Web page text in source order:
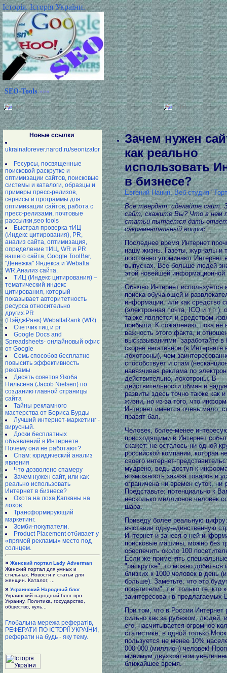
Історія. Історія України.
SEO-Tools»»»
. [»] ... [»]
Новые ссылки:
ukrainaforever.narod.ru/seonizator
Ресурсы, посвященные
поисковой раскрутке и
оптимизации сайтов, поисковые
системы и каталоги, образцы и
примеры пресс-релизов,
сервисы и программы для
оптимизации сайтов, работа с
пресс-релизами, почтовые
рассылки,seo tools
Быстрая проверка тИЦ
(Индекс цитирования), PR,
анализ сайта, оптимизация,
определение тИЦ, WR и PR
вашего сайта, Google ToolBar,
"Денежка" Яндекса и Webalta
WR,Анализ сайта.
ТИЦ (Индекс цитирования) –
тематический индекс
цитирования, который
показывает авторитетность
ресурса относительно
других.PR
(ПэйджРанк).WebaltaRank (WR) .
Счетчик тиц и pr
Google Docs and
Spreadsheets- онлайновый офис
от Google
Семь способов бесплатно
повысить эффективность
рекламы
Десять советов Якоба
Нильсена (Jacob Nielsen) по
созданию главной страницы
сайта
Тайны рекламного
мастерства от Бориса Бурды
Лучший интернет-маркетинг -
вирусный.
Доски бесплатных
объявлений в Интернете.
Почему они не работают?
Спам: юридический анализ
явления
Что дозволено спамеру
Зачем нужен сайт, или как
реально использовать
Интернет в бизнесе?
Охота на лоха,Капканы на
лохов.
Трансформирующий
маркетинг.
Зомби-покупатели.
Product Placement отбивает у
«прямой рекламы» место под
солнцем.
» Женский портал Lady Adverman
Женский портал для умных и
стильных. Новости и статьи для
женщин. Каталог, ...
» Украинский Народный блог
Украинский народный блог про
Украину. Политика, государство,
общество, куль...
Глобальна мережа рефератів,
РЕФЕРАТИ ПО ІСТОРІЇ УКРАЇНИ,
реферати на будь - яку тему.
Зачем нужен
как реально
использовать
в бизнесе?
Евгений Панин, Веб-студия
Все твердят: сделайте сайт.
сайт, скажите Вы? Что в нем
статьи пытается дать
сакраментальный вопрос.
Последнее время Интернет
нашу жизнь. Газеты, журналы и
постоянно упоминают Интернет
выпусках. Все больше людей
этой новейшей информационной
Обычно Интернет используется
поиска обучающей и
информации, или как средство
(электронная почта, ICQ и т.п.),
также является и средством
прибыли. К сожалению, пока не
важность этого факта, и
высказываниями "заработайте в
скорее негативное (в Интернете
лохотроны), чем
способствует и спам
навязчивая реклама по
действительно, лохотроны. В
действительности обман и
развиты здесь точно также как
жизни, но из-за того, что
Интернет имеется очень мало,
правят бал.
Человек, более-менее
присходящими в Интернет
скажет: не осталось ни одной
российской компании, которая
своего интернет-
мудрено, ведь доступ к
возможность заказа товаров и
ограничена ни времен суток, ни
Представьте: потенциально к
несколько миллионов человек
шара.
Приведу более реальную
выставив одну-единственную
Интернет и занеся о ней
поисковые машины, можно без
обеспечить около 100
Если же применять
"раскрутке", то можно добиться
близких к 1000 человек в день
больше). Заметьте, что это
посетители", т.е. только те, кто
заинтересован в предлагаемых
При том, что в России Интернет
сильно как за рубежом, людей,
его, насчитывается огромное
статистике, в одной только
пользуется не менее 10%
000 000 (миллион) человек!
минимум двухкратном
ближайшее время.